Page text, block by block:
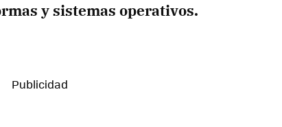
y sistemas operativos.